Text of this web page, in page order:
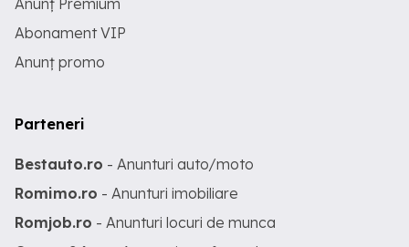
Anunț Premium
Abonament VIP
Anunț promo
Parteneri
Bestauto.ro - Anunturi auto/moto
Romimo.ro - Anunturi imobiliare
Romjob.ro - Anunturi locuri de munca